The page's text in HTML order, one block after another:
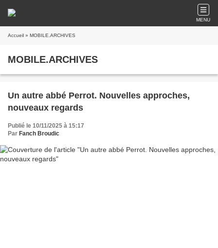
MENU
Accueil » MOBILE.ARCHIVES
MOBILE.ARCHIVES
Un autre abbé Perrot. Nouvelles approches,
nouveaux regards
Publié le 10/11/2025 à 15:17
Par Fanch Broudic